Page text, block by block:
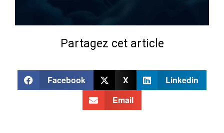
Partagez cet article
Facebook X
Linkedin
Email